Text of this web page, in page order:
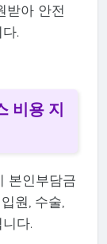
받아 안전
.
비용 지
본인부담금
원, 수술,
다.